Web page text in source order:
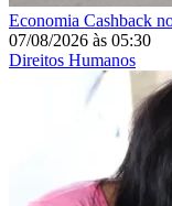
Economia Cashback
07/08/2026 às 05:30
Direitos Humanos